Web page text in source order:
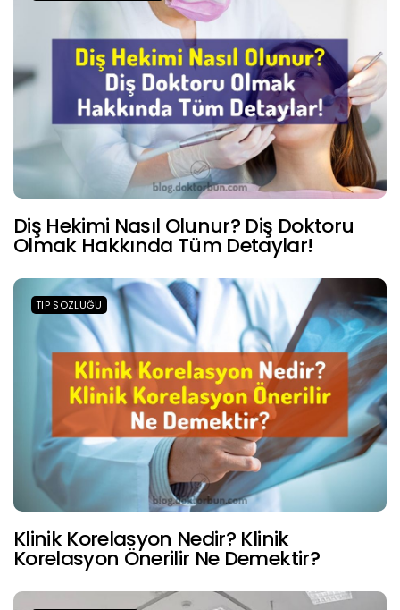
Diş Hekimi Nasıl Olunur? Diş Doktoru
Olmak Hakkında Tüm Detaylar!
TIP SÖZLÜĞÜ
Klinik Korelasyon Nedir? Klinik
Korelasyon Önerilir Ne Demektir?